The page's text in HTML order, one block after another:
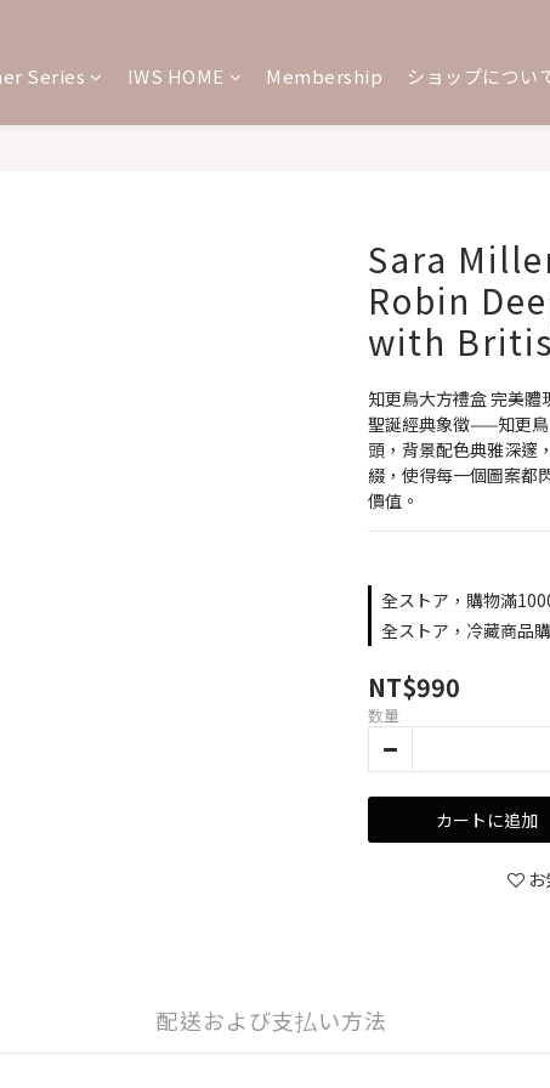
Series IWS HOME Membership ショップについ
Sara
Robin
with
知更鳥大方禮盒 完美
聖誕經典象徵——知更
頭，背景配色典雅深邃
綴，使得每一個圖案都
價值。
全ストア，購物滿
全ストア，冷藏商品
NT$990
数量
カートに追加
配送および支払い方法